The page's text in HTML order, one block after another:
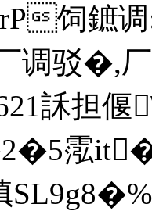
饲鏣
厂调
訸担
霐